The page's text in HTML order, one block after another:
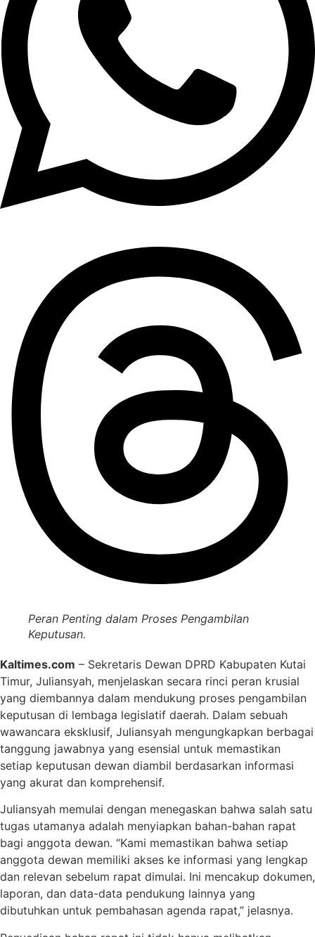
Peran Penting dalam Proses Pengambilan
Keputusan.
Kaltimes.com – Sekretaris Dewan DPRD Kabupaten Kutai
Timur, Juliansyah, menjelaskan secara rinci peran krusial
yang diembannya dalam mendukung proses pengambilan
keputusan di lembaga legislatif daerah. Dalam sebuah
wawancara eksklusif, Juliansyah mengungkapkan berbagai
tanggung jawabnya yang esensial untuk memastikan
setiap keputusan dewan diambil berdasarkan informasi
yang akurat dan komprehensif.
Juliansyah memulai dengan menegaskan bahwa salah satu
tugas utamanya adalah menyiapkan bahan-bahan rapat
bagi anggota dewan. “Kami memastikan bahwa setiap
anggota dewan memiliki akses ke informasi yang lengkap
dan relevan sebelum rapat dimulai. Ini mencakup dokumen,
laporan, dan data-data pendukung lainnya yang
dibutuhkan untuk pembahasan agenda rapat,” jelasnya.